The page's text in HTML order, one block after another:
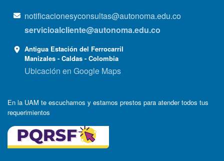
notificacionesyconsultas@autonoma.edu.co
servicioalcliente@autonoma.edu.co
Antigua Estación del Ferrocarril
Manizales - Caldas - Colombia
Ubicación en Google Maps
En la UAM te escuchamos y estamos prestos para atender todos tus
requerimientos